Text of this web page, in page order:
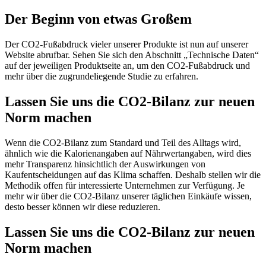
Der Beginn von etwas Großem
Der CO2-Fußabdruck vieler unserer Produkte ist nun auf unserer
Website abrufbar. Sehen Sie sich den Abschnitt „Technische Daten“
auf der jeweiligen Produktseite an, um den CO2-Fußabdruck und
mehr über die zugrundeliegende Studie zu erfahren.
Lassen Sie uns die CO2-Bilanz zur neuen
Norm machen
Wenn die CO2-Bilanz zum Standard und Teil des Alltags wird,
ähnlich wie die Kalorienangaben auf Nährwertangaben, wird dies
mehr Transparenz hinsichtlich der Auswirkungen von
Kaufentscheidungen auf das Klima schaffen. Deshalb stellen wir die
Methodik offen für interessierte Unternehmen zur Verfügung. Je
mehr wir über die CO2-Bilanz unserer täglichen Einkäufe wissen,
desto besser können wir diese reduzieren.
Lassen Sie uns die CO2-Bilanz zur neuen
Norm machen